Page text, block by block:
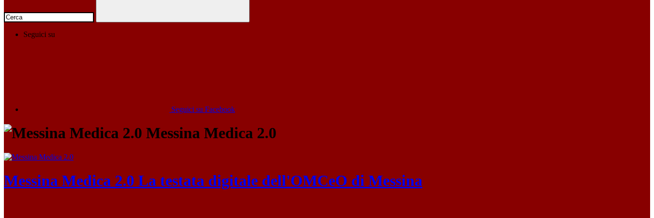
Seguici su
Seguici su Facebook
Messina Medica 2.0
Messina Medica 2.0 La testata digitale dell'OMCeO di Messina